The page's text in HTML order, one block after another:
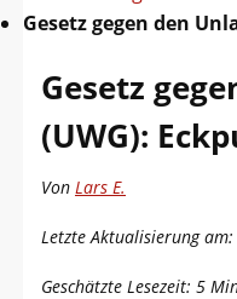
Gesetz gegen den
Gesetz
(UWG):
Von Lars E.
Letzte Aktualisierung
Geschätzte Lesezeit: 5